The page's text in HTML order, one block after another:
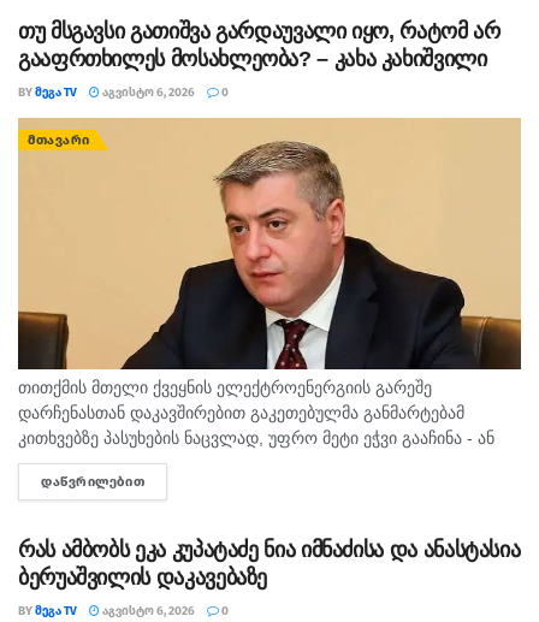
განაჩენს და...
თუ მსგავსი გათიშვა გარდაუვალი იყო, რატომ არ
გააფრთხილეს მოსახლეობა? – კახა კახიშვილი
BYᲛᲔᲒᲐ TV ᲐᲒᲕᲘᲡᲢᲝ 6, 2026 0
ᲛᲗᲐᲕᲐᲠᲘ
თითქმის მთელი ქვეყნის ელექტროენერგიის გარეშე
დარჩენასთან დაკავშირებით გაკეთებულმა განმარტებამ
კითხვებზე პასუხების ნაცვლად, უფრო მეტი ეჭვი გააჩინა - ან
ენერგოსისტემაზე პასუხისმგებელი ადამიანები არ არიან
საკმარისად პროფესიონალები ან ვიღაც შეგნებულად აზიანებს
ᲓᲐᲬᲕᲠᲘᲚᲔᲑᲘᲗ
რას ამბობს ეკა კუპატაძე ნია იმნაძისა და ანასტასია
ბერუაშვილის დაკავებაზე
BYᲛᲔᲒᲐ TV ᲐᲒᲕᲘᲡᲢᲝ 6, 2026 0